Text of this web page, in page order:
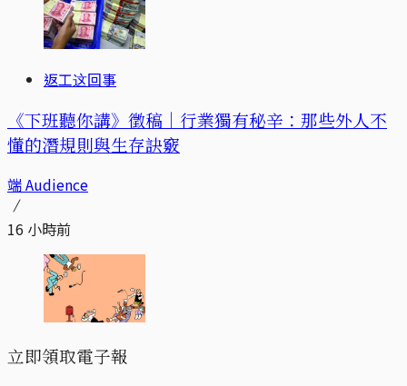
返工这回事
《下班聽你講》徵稿｜行業獨有秘辛：那些外人不
懂的潛規則與生存訣竅
端 Audience
16 小時前
立即領取電子報